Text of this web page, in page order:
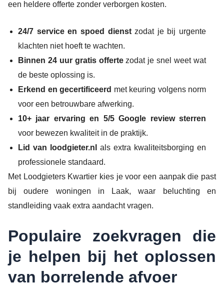
een heldere offerte zonder verborgen kosten.
24/7 service en spoed dienstzodat je bij urgente
klachten niet hoeft te wachten.
Binnen 24 uur gratis offertezodat je snel weet wat
de beste oplossing is.
Erkend en gecertificeerd met keuring volgens norm
voor een betrouwbare afwerking.
10+ jaar ervaring en 5/5 Google review sterren
voor bewezen kwaliteit in de praktijk.
Lid van loodgieter.nl
als extra kwaliteitsborging en
professionele standaard.
Met Loodgieters Kwartier kies je voor een aanpak die past
bij oudere woningen in Laak, waar beluchting en
standleiding vaak extra aandacht vragen.
Populaire zoekvragen die
je helpen bij het oplossen
van borrelende afvoer